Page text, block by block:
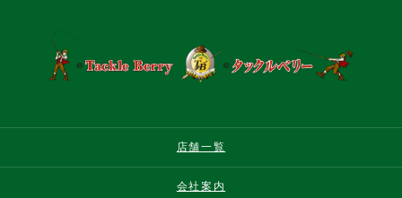
店舗一覧
会社案内